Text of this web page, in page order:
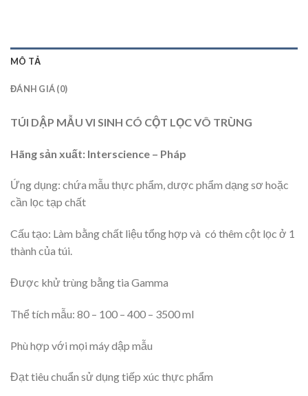
MÔ TẢ
ĐÁNH GIÁ (0)
TÚI DẬP MẪU VI SINH CÓ CỘT LỌC VÔ TRÙNG
Hãng sản xuất: Interscience – Pháp
Ứng dụng: chứa mẫu thực phẩm, dược phẩm dạng sơ hoặc
cần lọc tạp chất
Cấu tạo: Làm bằng chất liệu tổng hợp và có thêm cột lọc ở 1
thành của túi.
Được khử trùng bằng tia Gamma
Thể tích mẫu: 80 – 100 – 400 – 3500 ml
Phù hợp với mọi máy dập mẫu
Đạt tiêu chuẩn sử dụng tiếp xúc thực phẩm